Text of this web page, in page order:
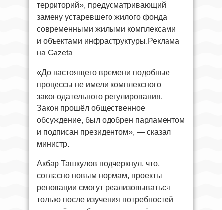
территорий», предусматривающий
замену устаревшего жилого фонда
современными жилыми комплексами
и объектами инфраструктуры.Реклама
на Gazeta
«До настоящего времени подобные
процессы не имели комплексного
законодательного регулирования.
Закон прошёл общественное
обсуждение, был одобрен парламентом
и подписан президентом», — сказал
министр.
Акбар Ташкулов подчеркнул, что,
согласно новым нормам, проекты
реновации смогут реализовываться
только после изучения потребностей